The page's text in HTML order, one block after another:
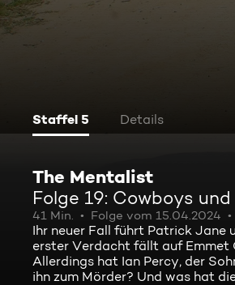
Staffel 5 Details
The Mentalist
Folge 19: Cowboys
41 Min. Folge vom 15.04.2024
Ihr neuer Fall führt Patrick Jane
erster Verdacht fällt auf Emmet
Allerdings hat Ian Percy, der
ihn zum Mörder? Und was hat